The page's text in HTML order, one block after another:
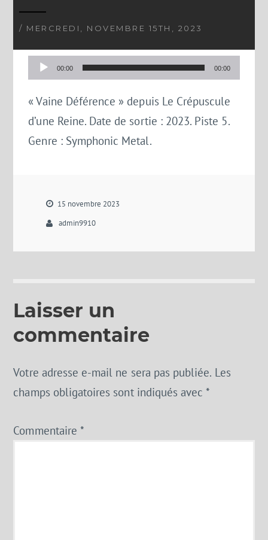
/ MERCREDI, NOVEMBRE 15TH, 2023
Lecteur
audio
00:00 00:00
« Vaine Déférence » depuis Le Crépuscule
d’une Reine. Date de sortie : 2023. Piste 5.
Genre : Symphonic Metal.
15 novembre 2023
admin9910
Laisser un
commentaire
Votre adresse e-mail ne sera pas publiée. Les
champs obligatoires sont indiqués avec*
Commentaire *